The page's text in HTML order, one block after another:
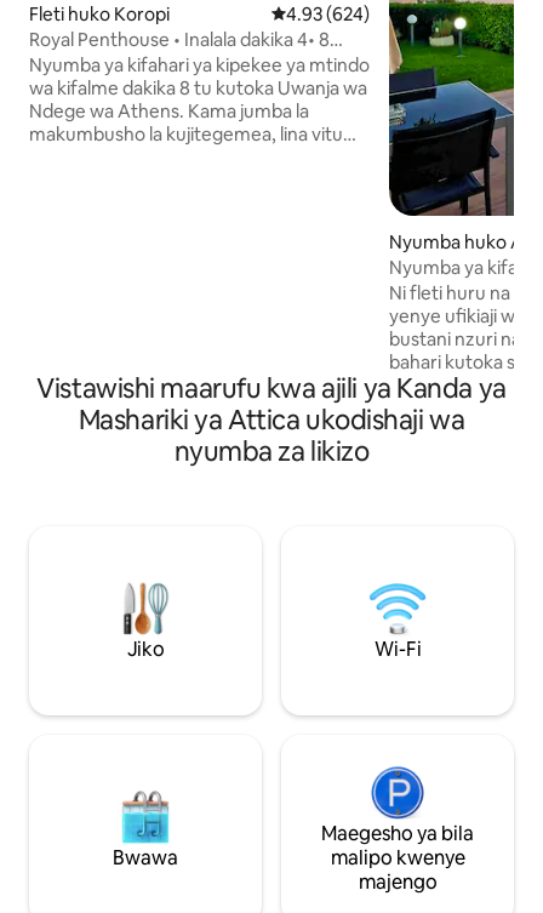
Fleti huko Koropi Ukadiriaji wa wastani wa 4.93
4.93 (624)
Royal Penthouse • Inalala dakika 4• 8
kutoka Uwanja wa Ndege
Nyumba ya kifahari ya kipekee ya mtindo
wa kifalme dakika 8 tu kutoka Uwanja wa
Ndege wa Athens. Kama jumba la
makumbusho la kujitegemea, lina vitu
inachanganya haiba ya kawaida na
mandhari adimu ya jiji.
Nyumba huko
Nyumba ya
Harris/
bahari/karibu na
Ni fleti huru na
yenye ufikiaji wa
bustani nzuri na
bahari kutoka
kulala. Iko katika
Artemida
1,8 kutoka katikati
kutosha (1,8km)
au baa.
Vistawishi maarufu kwa ajili ya Kanda ya
Mashariki ya Attica ukodishaji wa
nyumba za likizo
Jiko Wi-Fi
Bwawa
Maegesho ya bila
malipo kwenye
majengo